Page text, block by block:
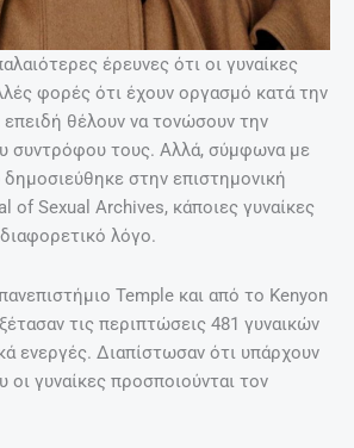
έρευνες ότι οι γυναίκες
φορές ότι έχουν οργασμό κατά την
θέλουν να τονώσουν την
συντρόφου τους. Αλλά, σύμφωνα με
δημοσιεύθηκε στην επιστημονική
of Sexual Archives, κάποιες γυναίκες
λόγο.
Temple και από το Kenyon
τις περιπτώσεις 481 γυναικών
ενεργές. Διαπίστωσαν ότι υπάρχουν
οι γυναίκες προσποιούνται τον